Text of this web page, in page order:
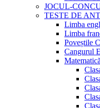
JOCUL-
TESTE DE
Limba
Limba
Poveștile
Cangurul
Matematică